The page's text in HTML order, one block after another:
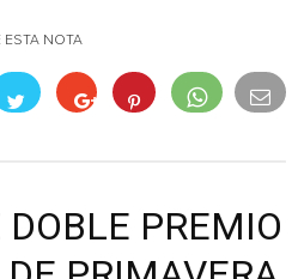
ESTA NOTA
PREMIO